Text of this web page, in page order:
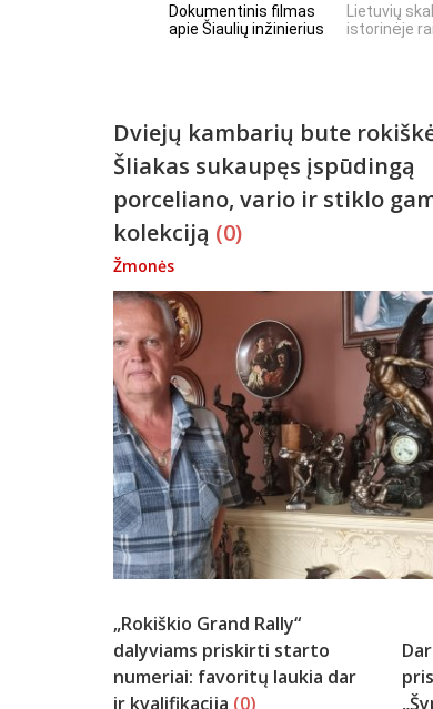
Dokumentinis filmas
apie Šiaulių inžinierius
Lietuvių
istorinėje
Dviejų kambarių bute
Šliakas sukaupęs įspūdingą
porceliano, vario ir stiklo
kolekciją (0)
Žmonės
„Rokiškio Grand Rally“
dalyviams priskirti starto
numeriai: favoritų laukia dar
ir kvalifikacija (0)